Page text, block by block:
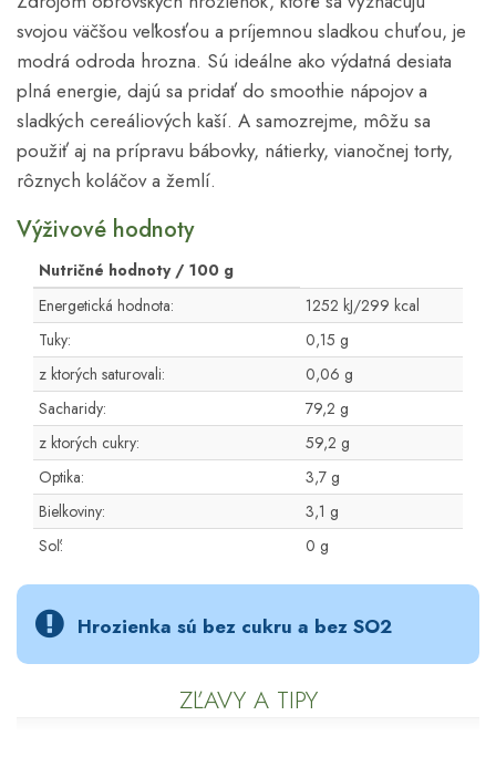
svojou väčšou veľkosťou a príjemnou sladkou chuťou, je
modrá odroda hrozna. Sú ideálne ako výdatná desiata
plná energie, dajú sa pridať do smoothie nápojov a
sladkých cereáliových kaší. A samozrejme, môžu sa
použiť aj na prípravu bábovky, nátierky, vianočnej torty,
rôznych koláčov a žemlí.
Výživové hodnoty
Nutričné hodnoty / 100 g
Energetická hodnota:
1252 kJ/299 kcal
Tuky:
0,15 g
z ktorých saturovali:
0,06 g
Sacharidy:
79,2 g
z ktorých cukry:
59,2 g
Optika:
3,7 g
Bielkoviny:
3,1 g
Soľ:
0 g
Hrozienka sú bez cukru a bez SO2
ZĽAVY A TIPY